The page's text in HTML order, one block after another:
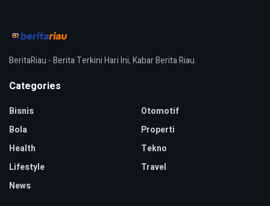
BeritaRiau - Berita Terkini Hari Ini, Kabar Berita Riau.
Categories
Bisnis
Bola
Health
Lifestyle
News
Otomotif
Properti
Tekno
Travel